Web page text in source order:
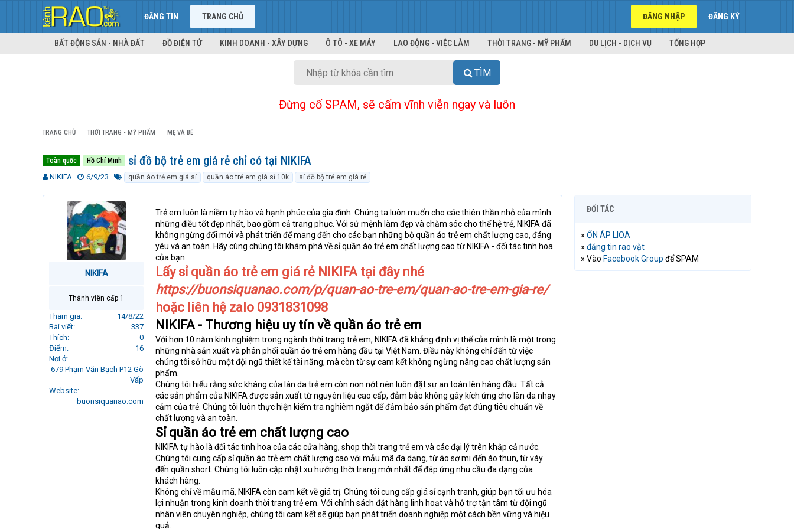
ĐĂNG TIN TRANG CHỦ ĐĂNG NHẬP ĐĂNG KÝ
BẤT ĐỘNG SẢN - NHÀ ĐẤT ĐỒ ĐIỆN TỬ KINH DOANH - XÂY DỰNG Ô TÔ - XE MÁY LAO ĐỘNG - VIỆC LÀM THỜI TRANG - MỸ PHẨM DU LỊCH - DỊCH VỤ TỔNG HỢP
TÌM
Đừng cố SPAM, sẽ cấm vĩnh viễn ngay và luôn
TRANG CHỦ THỜI TRANG - MỸ PHẨM MẸ VÀ BÉ
Toàn quốc Hồ Chí Minh sỉ đồ bộ trẻ em giá rẻ chỉ có tại NIKIFA
T
r
NIKIFA
N
à
y
g
ử
i
6/9/23
k
h
ó
a
quần áo trẻ em giá sỉ quần áo trẻ em giá sỉ 10k sỉ đồ bộ trẻ em giá rẻ
NIKIFA
Thành viên cấp 1
Tham gia
14/8/22
Bài viết
337
Thích
0
Điểm
16
Nơi ở
679 Phạm Văn Bạch P12 Gò
Vấp
Website
buonsiquanao.com
Trẻ em luôn là niềm tự hào và hạnh phúc của gia đình. Chúng ta luôn muốn cho các thiên thần nhỏ của mình
những điều tốt đẹp nhất, bao gồm cả trang phục. Với sứ mệnh làm đẹp và chăm sóc cho thế hệ trẻ, NIKIFA đã
không ngừng đổi mới và phát triển để mang đến cho các bạn những bộ quần áo trẻ em chất lượng cao, đáng
yêu và an toàn. Hãy cùng chúng tôi khám phá về sỉ quần áo trẻ em chất lượng cao từ NIKIFA - đối tác tinh hoa
của bạn.
Lấy sỉ quần áo trẻ em giá rẻ NIKIFA tại đây nhé
https://buonsiquanao.com/p/quan-ao-tre-em/quan-ao-tre-em-gia-re/
hoặc liên hệ zalo 0931831098
NIKIFA - Thương hiệu uy tín về quần áo trẻ em
Với hơn 10 năm kinh nghiệm trong ngành thời trang trẻ em, NIKIFA đã khẳng định vị thế của mình là một trong
những nhà sản xuất và phân phối quần áo trẻ em hàng đầu tại Việt Nam. Điều này không chỉ đến từ việc
chúng tôi sở hữu một đội ngũ thiết kế tài năng, mà còn từ sự cam kết không ngừng nâng cao chất lượng sản
phẩm.
Chúng tôi hiểu rằng sức kháng của làn da trẻ em còn non nớt nên luôn đặt sự an toàn lên hàng đầu. Tất cả
các sản phẩm của NIKIFA được sản xuất từ nguyên liệu cao cấp, đảm bảo không gây kích ứng cho làn da nhạy
cảm của trẻ. Chúng tôi luôn thực hiện kiểm tra nghiêm ngặt để đảm bảo sản phẩm đạt đúng tiêu chuẩn về
chất lượng và an toàn.
Sỉ quần áo trẻ em chất lượng cao
NIKIFA tự hào là đối tác tinh hoa của các cửa hàng, shop thời trang trẻ em và các đại lý trên khắp cả nước.
Chúng tôi cung cấp sỉ quần áo trẻ em chất lượng cao với mẫu mã đa dạng, từ áo sơ mi đến áo thun, từ váy
đến quần short. Chúng tôi luôn cập nhật xu hướng thời trang mới nhất để đáp ứng nhu cầu đa dạng của
khách hàng.
Không chỉ về mẫu mã, NIKIFA còn cam kết về giá trị. Chúng tôi cung cấp giá sỉ cạnh tranh, giúp bạn tối ưu hóa
lợi nhuận trong kinh doanh thời trang trẻ em. Với chính sách đặt hàng linh hoạt và hỗ trợ tận tâm từ đội ngũ
nhân viên chuyên nghiệp, chúng tôi cam kết sẽ giúp bạn phát triển doanh nghiệp một cách bền vững và hiệu
quả.
ĐỐI TÁC
» ỔN ÁP LIOA
» đăng tin rao vặt
» Vào Facebook Group để SPAM